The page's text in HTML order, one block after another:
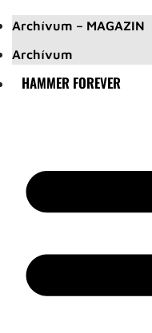
Archívum – MAGAZIN
Archívum
HAMMER FOREVER